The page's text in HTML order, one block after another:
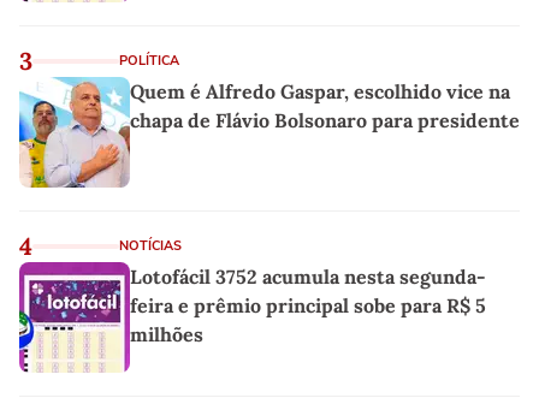
3 POLÍTICA
Quem é Alfredo Gaspar, escolhido vice na
chapa de Flávio Bolsonaro para presidente
4 NOTÍCIAS
Lotofácil 3752 acumula nesta segunda-
feira e prêmio principal sobe para R$ 5
milhões